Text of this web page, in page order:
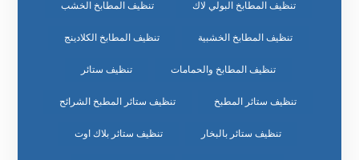
تنظيف المطابخ البولي لاك تنظيف المطابخ الخشب
تنظيف المطابخ الخشبية تنظيف المطابخ الكلادينج
تنظيف المطابخ والحمامات تنظيف ستائر
تنظيف ستائر المطبخ تنظيف ستائر المطبخ الشرائح
تنظيف ستائر بالبخار تنظيف ستائر بلاك اوت